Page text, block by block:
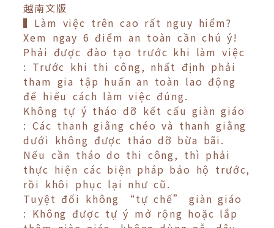
越南文版
▍Làm việc trên cao rất nguy hiểm?
Xem ngay 6 điểm an toàn cần chú ý!
Phải được đào tạo trước khi làm việc
: Trước khi thi công, nhất định phải
tham gia tập huấn an toàn lao động
để hiểu cách làm việc đúng.
Không tự ý tháo dỡ kết cấu giàn giáo
: Các thanh giằng chéo và thanh giằng
dưới không được tháo dỡ bừa bãi.
Nếu cần tháo do thi công, thì phải
thực hiện các biện pháp bảo hộ trước,
rồi khôi phục lại như cũ.
Tuyệt đối không “tự chế” giàn giáo
: Không được tự ý mở rộng hoặc lắp